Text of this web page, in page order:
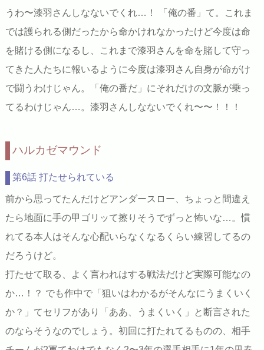
うわ〜漆羽さんしなないでくれ…！ 「俺の番」て。これま
では護られる側だったから命かけれなかったけど今度は命
を賭ける側になるし、これまで漆羽さんを命を賭して守っ
てきた人たちに報いるように今度は漆羽さん自身が命がけ
で闘うわけじゃん。「俺の番だ」にそれだけの文脈が乗っ
てるわけじゃん…。漆羽さんしなないでくれ〜〜！！！
ハルカゼマウンド
第6話 打たせられている
前から思ってたんだけどアンダースロー、ちょっと間違え
たら地面に手の甲ゴリッて擦りそうでずっと怖いな…。慣
れてる本人はそんな心配いらなくなるくらい練習してるの
だろうけど。
打たせて取る、よく言われはする戦法だけど実際可能なの
か…！？ でも作中で「狙いはわかるがそんなにうまくいく
か？」てセリフがあり「ああ、うまくいく」と断言された
のならそうなのでしょう。初回に打たれてるものの、相手